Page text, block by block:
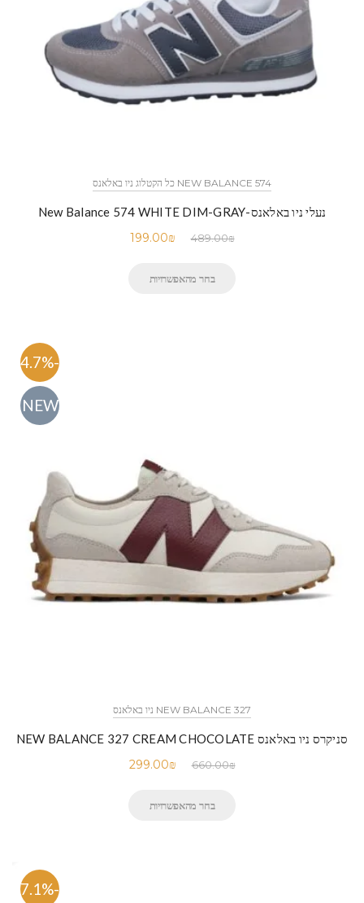
NEW BALANCE 574 כל הקטלוג ניו באלאנס
נעלי ניו באלאנס-New Balance 574 WHITE DIM-GRAY
489.00₪
199.00₪
בחר מהאפשרויות
-54.7%
NEW
NEW BALANCE 327 ניו באלאנס
סניקרס ניו באלאנס NEW BALANCE 327 CREAM CHOCOLATE
660.00₪
299.00₪
בחר מהאפשרויות
-47.1%